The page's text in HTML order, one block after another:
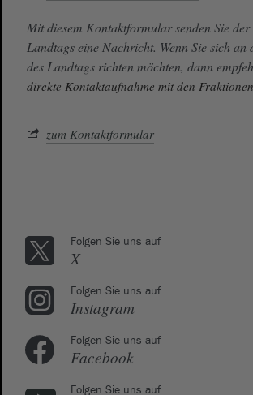
Mit diesem Kontaktformular senden Sie
Landtags eine Nachricht. Wenn Sie sich an
des Landtags richten möchten, dann
direkte Kontaktaufnahme mit den
zum Kontaktformular
Folgen Sie uns auf
X
Folgen Sie uns auf
Instagram
Folgen Sie uns auf
Facebook
Folgen Sie uns auf